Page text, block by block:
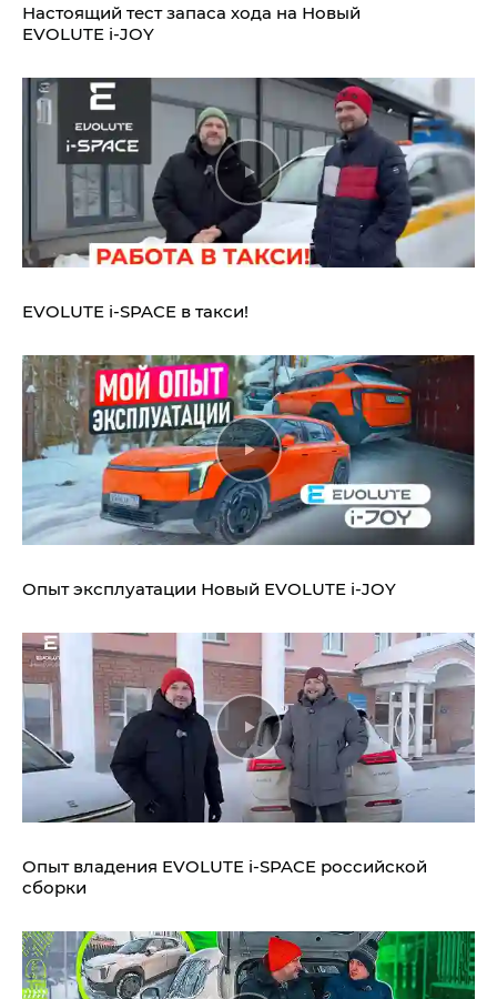
Настоящий тест запаса хода на Новый
EVOLUTE i‑JOY
EVOLUTE i‑SPACE в такси!
Опыт эксплуатации Новый EVOLUTE i‑JOY
Опыт владения EVOLUTE i‑SPACE российской
сборки